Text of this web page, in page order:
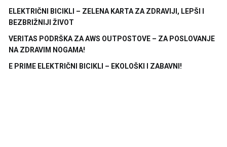
ELEKTRIČNI BICIKLI – ZELENA KARTA ZA ZDRAVIJI, LEPŠI I
BEZBRIŽNIJI ŽIVOT
VERITAS PODRŠKA ZA AWS OUTPOSTOVE – ZA POSLOVANJE
NA ZDRAVIM NOGAMA!
E PRIME ELEKTRIČNI BICIKLI – EKOLOŠKI I ZABAVNI!